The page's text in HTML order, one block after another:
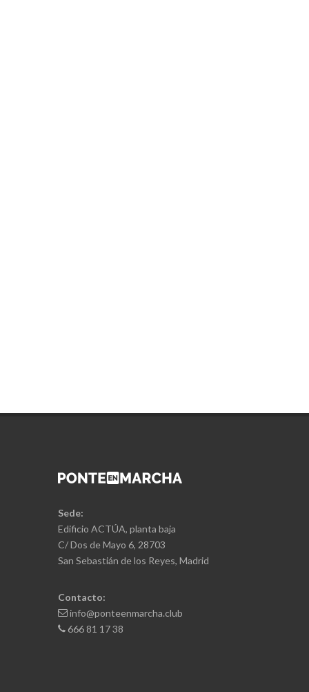
Sede:
Edificio ACTÚA, planta baja
C/ Dos de Mayo 6, 28703
San Sebastián de los Reyes, Madrid
Contacto:
info@ponteenmarcha.club
666 81 17 38